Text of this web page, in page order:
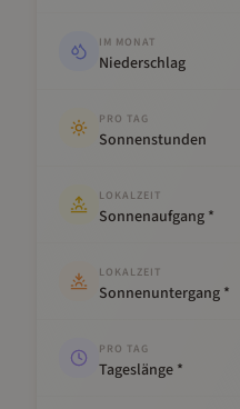
IM MONAT
Niederschlag
PRO TAG
Sonnenstunden
LOKALZEIT
Sonnenaufgang *
LOKALZEIT
Sonnenuntergang *
PRO TAG
Tageslänge *